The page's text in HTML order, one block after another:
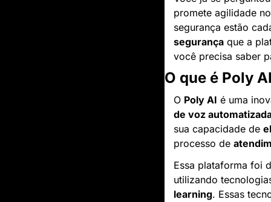
promete agilidade no
segurança estão
segurança que a
você precisa saber
O que é Poly
O Poly AI é uma
de voz
sua capacidade de
processo de
Essa plataforma foi
utilizando
learning. Essas